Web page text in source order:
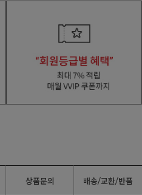
상품문의 배송/교환/반품